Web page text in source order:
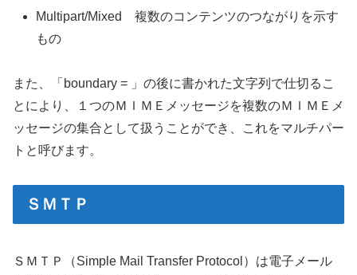
Multipart/Mixed 複数のコンテンツのつながりを示す
もの
また、「boundary = 」の後に書かれた文字列で仕切るこ
とにより、１つのＭＩＭＥメッセージを複数のＭＩＭＥメ
ッセージの集合として扱うことができ、これをマルチパー
トと呼びます。
ＳＭＴＰ
ＳＭＴＰ（Simple Mail Transfer Protocol）は電子メール